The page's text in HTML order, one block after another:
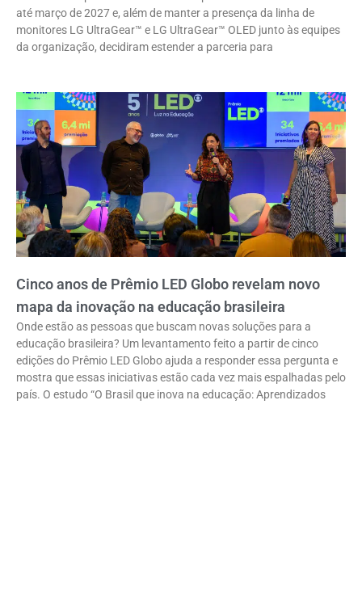
até março de 2027 e, além de manter a presença da linha de
monitores LG UltraGear™ e LG UltraGear™ OLED junto às equipes
da organização, decidiram estender a parceria para
Cinco anos de Prêmio LED Globo revelam novo
mapa da inovação na educação brasileira
Onde estão as pessoas que buscam novas soluções para a
educação brasileira? Um levantamento feito a partir de cinco
edições do Prêmio LED Globo ajuda a responder essa pergunta e
mostra que essas iniciativas estão cada vez mais espalhadas pelo
país. O estudo “O Brasil que inova na educação: Aprendizados